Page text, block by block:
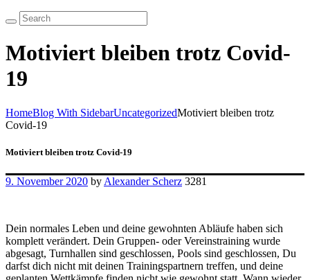
Motiviert bleiben trotz Covid-
19
HomeBlog With SidebarUncategorizedMotiviert bleiben trotz
Covid-19
Motiviert bleiben trotz Covid-19
9. November 2020 by Alexander Scherz 3281
Dein normales Leben und deine gewohnten Abläufe haben sich
komplett verändert. Dein Gruppen- oder Vereinstraining wurde
abgesagt, Turnhallen sind geschlossen, Pools sind geschlossen, Du
darfst dich nicht mit deinen Trainingspartnern treffen, und deine